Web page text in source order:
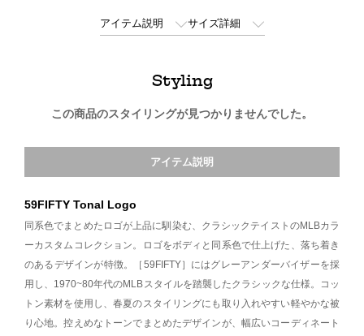
アイテム説明 サイズ詳細
Styling
この商品のスタイリングが見つかりませんでした。
アイテム説明
59FIFTY Tonal Logo
同系色でまとめたロゴが上品に馴染む、クラシックテイストのMLBカラ
ーカスタムコレクション。ロゴをボディと同系色で仕上げた、落ち着き
のあるデザインが特徴。［59FIFTY］にはグレーアンダーバイザーを採
用し、1970~80年代のMLBスタイルを踏襲したクラシックな仕様。コッ
トン素材を使用し、春夏のスタイリングにも取り入れやすい軽やかな被
り心地。控えめなトーンでまとめたデザインが、幅広いコーディネート